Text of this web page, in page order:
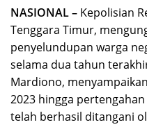
NASIONAL – Kepolisian
Tenggara Timur,
penyelundupan warga
selama dua tahun
Mardiono,
2023 hingga
telah berhasil ditangani